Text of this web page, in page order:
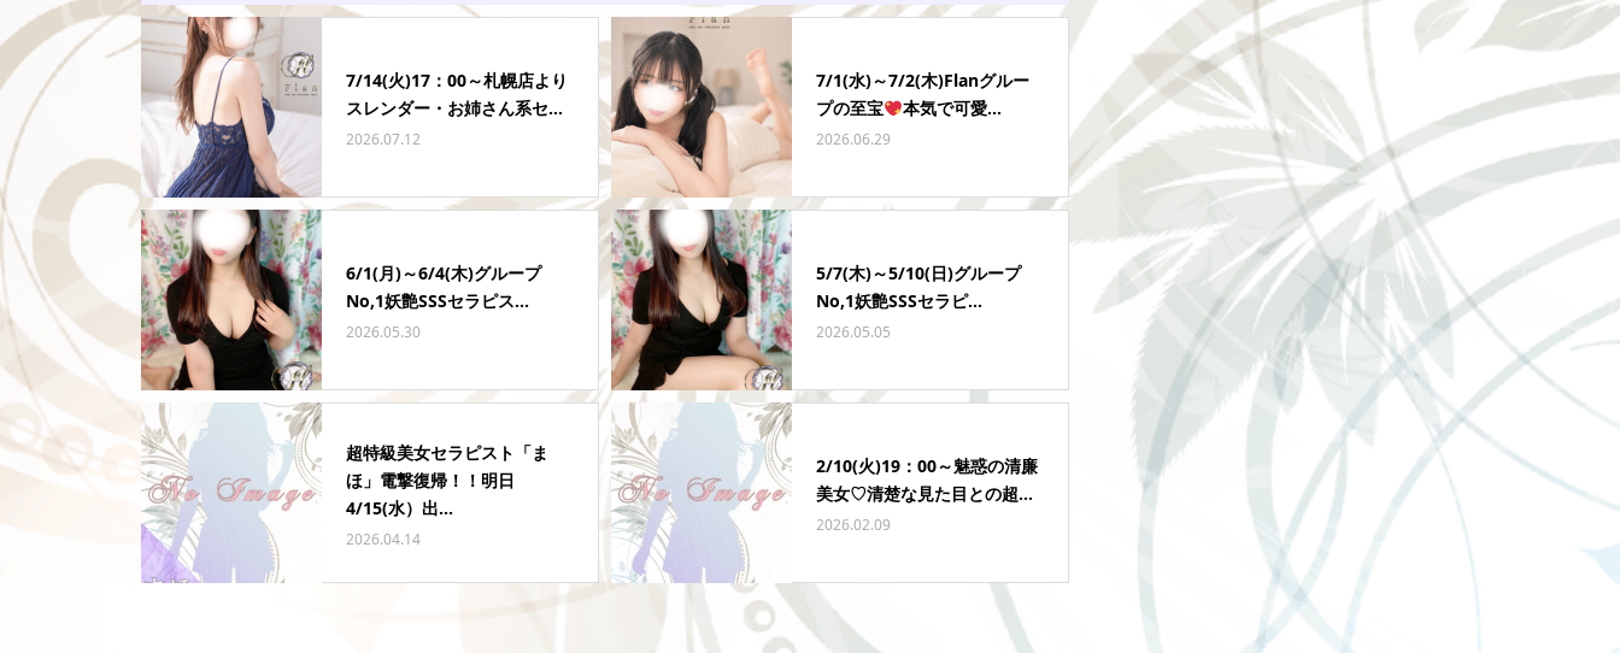
7/14(火)17：00～札幌店より
スレンダー・お姉さん系セ...
2026.07.12
7/1(水)～7/2(木)Flanグルー
プの至宝
本気で可愛...
2026.06.29
6/1(月)～6/4(木)グループ
No,1妖艶SSSセラピス...
2026.05.30
5/7(木)～5/10(日)グループ
No,1妖艶SSSセラピ...
2026.05.05
超特級美女セラピスト「ま
ほ」電撃復帰！！明日
4/15(水）出...
2026.04.14
2/10(火)19：00～魅惑の清廉
美女♡清楚な見た目との超...
2026.02.09